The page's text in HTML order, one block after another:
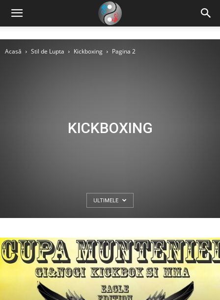
Acasă Stil de Lupta Kickboxing Pagina 2
KICKBOXING
ULTIMELE